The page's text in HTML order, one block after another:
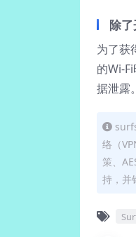
除
为了获
的Wi-
据泄露
络（
策、
持，并